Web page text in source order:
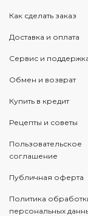
Как сделать заказ
Доставка и оплата
Сервис и
Обмен и возврат
Купить в кредит
Рецепты и советы
Пользовательское
соглашение
Публичная оферта
Политика
персональных